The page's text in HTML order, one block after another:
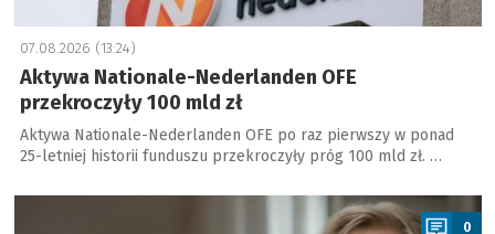
07.08.2026 (13:24)
Aktywa Nationale-Nederlanden OFE
przekroczyły 100 mld zł
Aktywa Nationale-Nederlanden OFE po raz pierwszy w ponad
25-letniej historii funduszu przekroczyły próg 100 mld zł. …
a
0